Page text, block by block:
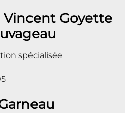
Vincent Goyette
spécialisée